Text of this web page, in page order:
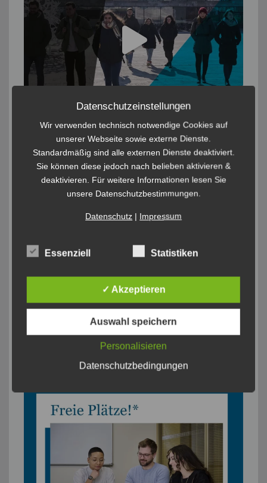
Datenschutzeinstellungen
Wir verwenden technisch notwendige Cookies auf
unserer Webseite sowie externe Dienste.
Standardmäßig sind alle externen Dienste deaktiviert.
Sie können diese jedoch nach belieben aktivieren &
deaktivieren. Für weitere Informationen lesen Sie
unsere Datenschutzbestimmungen.
Datenschutz| Impressum
Essenziell Statistiken
✓ Akzeptieren
Auswahl speichern
Personalisieren
Datenschutzbedingungen